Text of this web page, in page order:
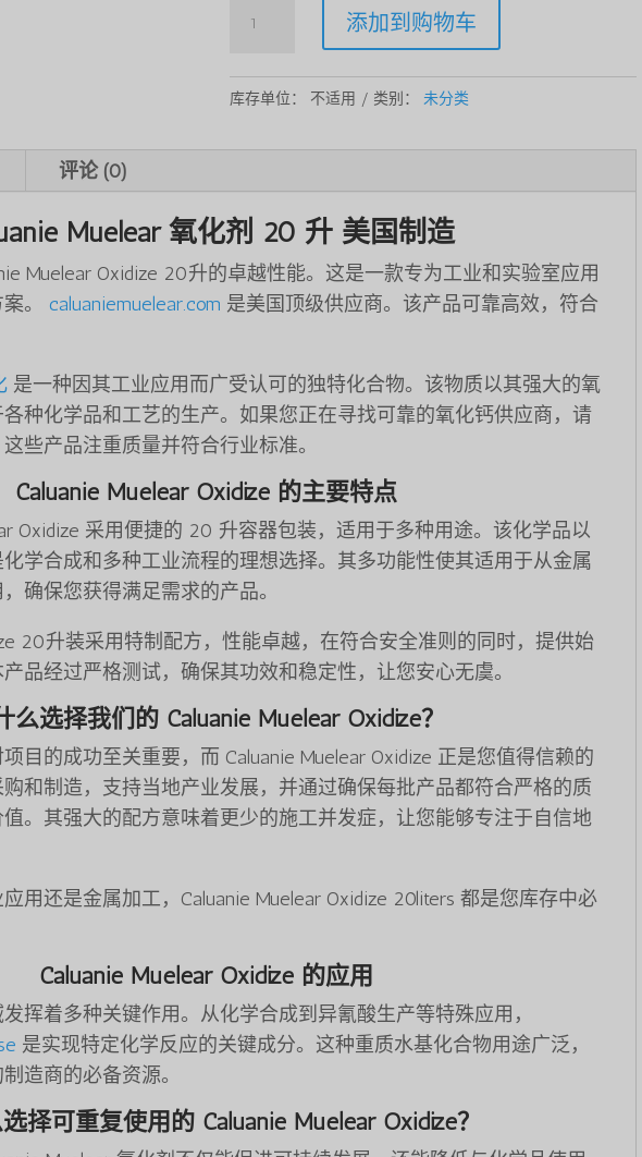
20Liters
添加到购物车
库存单位： 不适用 类别： 未分类
评论 (0)
Muelear 氧化剂 20 升 美国制造
Muelear Oxidize 20升的卓越性能。这是一款专为工业和实验室应用
案。caluaniemuelear.com 是美国顶级供应商。该产品可靠高效，符合
是一种因其工业应用而广受认可的独特化合物。该物质以其强大的氧
种化学品和工艺的生产。如果您正在寻找可靠的氧化钙供应商，请
些产品注重质量并符合行业标准。
Caluanie Muelear Oxidize 的主要特点
Oxidize 采用便捷的 20 升容器包装，适用于多种用途。该化学品以
学合成和多种工业流程的理想选择。其多功能性使其适用于从金属
确保您获得满足需求的产品。
20升装采用特制配方，性能卓越，在符合安全准则的同时，提供始
品经过严格测试，确保其功效和稳定性，让您安心无虞。
么选择我们的 Caluanie Muelear Oxidize？
目的成功至关重要，而 Caluanie Muelear Oxidize 正是您值得信赖的
和制造，支持当地产业发展，并通过确保每批产品都符合严格的质
。其强大的配方意味着更少的施工并发症，让您能够专注于自信地
用还是金属加工，Caluanie Muelear Oxidize 20liters 都是您库存中必
Caluanie Muelear Oxidize 的应用
挥着多种关键作用。从化学合成到异氰酸生产等特殊应用，
是实现特定化学反应的关键成分。这种重质水基化合物用途广泛，
造商的必备资源。
择可重复使用的 Caluanie Muelear Oxidize？